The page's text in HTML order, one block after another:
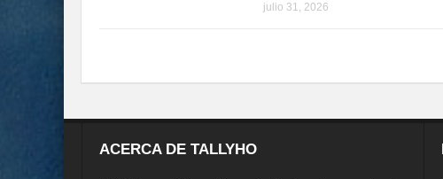
julio 31, 2026
ACERCA DE TALLYHO